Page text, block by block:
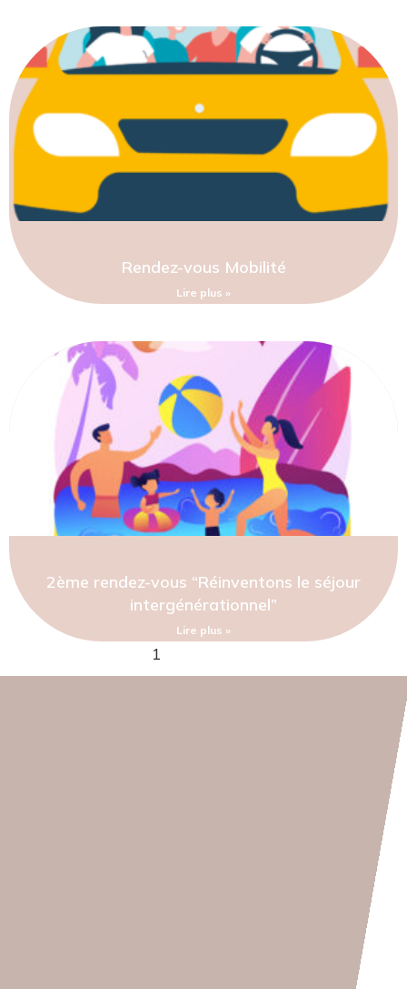
Rendez-vous Mobilité
Lire plus »
2ème rendez-vous “Réinventons le séjour
intergénérationnel”
Lire plus »
1